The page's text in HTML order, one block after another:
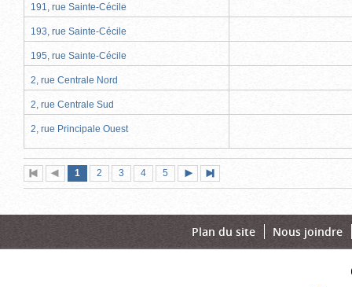
191, rue Sainte-Cécile
193, rue Sainte-Cécile
195, rue Sainte-Cécile
2, rue Centrale Nord
2, rue Centrale Sud
2, rue Principale Ouest
Première
page
Page
précédente
Page
1 (page
actuelle)
Page
2 Page
3 Page
4 Page
5
suivante
page
Plan du site Nous joindre